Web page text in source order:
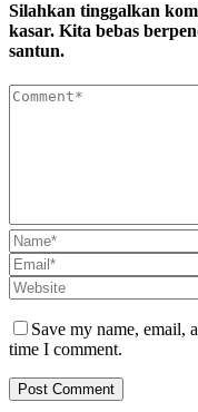
Silahkan tinggalkan
kasar. Kita bebas
santun.
Save my name, email,
time I comment.